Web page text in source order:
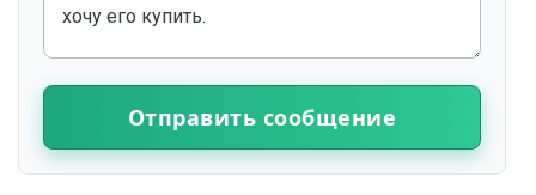
Отправить сообщение